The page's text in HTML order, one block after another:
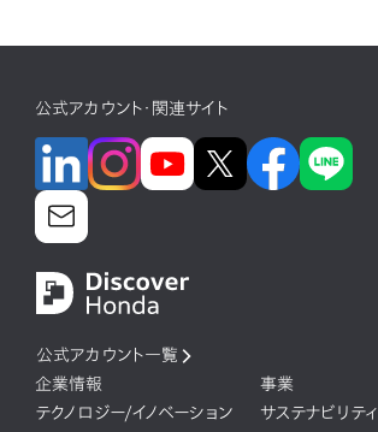
公式アカウント・関連サイト
公式アカウント一覧
企業情報
事業
テクノロジー/イノベーション
サステナビリティ